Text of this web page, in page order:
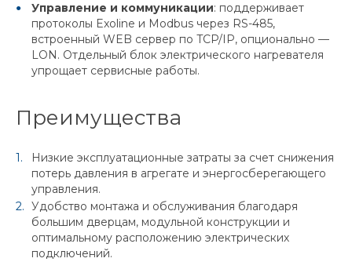
Управление и коммуникации: поддерживает
протоколы Exoline и Modbus через RS-485,
встроенный WEB сервер по TCP/IP, опционально —
LON. Отдельный блок электрического нагревателя
упрощает сервисные работы.
Преимущества
Низкие эксплуатационные затраты за счет снижения
потерь давления в агрегате и энергосберегающего
управления.
Удобство монтажа и обслуживания благодаря
большим дверцам, модульной конструкции и
оптимальному расположению электрических
подключений.